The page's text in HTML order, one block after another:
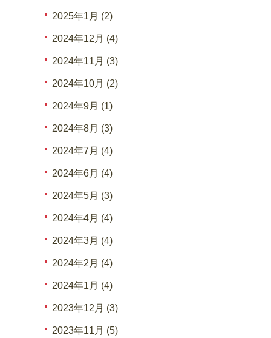
2025年1月 (2)
2024年12月 (4)
2024年11月 (3)
2024年10月 (2)
2024年9月 (1)
2024年8月 (3)
2024年7月 (4)
2024年6月 (4)
2024年5月 (3)
2024年4月 (4)
2024年3月 (4)
2024年2月 (4)
2024年1月 (4)
2023年12月 (3)
2023年11月 (5)